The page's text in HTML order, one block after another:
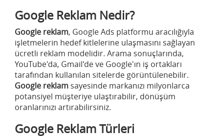
Google Reklam Nedir?
Google reklam, Google Ads platformu aracılığıyla
işletmelerin hedef kitlelerine ulaşmasını sağlayan
ücretli reklam modelidir. Arama sonuçlarında,
YouTube'da, Gmail'de ve Google'ın iş ortakları
tarafından kullanılan sitelerde görüntülenebilir.
Google reklam sayesinde markanızı milyonlarca
potansiyel müşteriye ulaştırabilir, dönüşüm
oranlarınızı artırabilirsiniz.
Google Reklam Türleri